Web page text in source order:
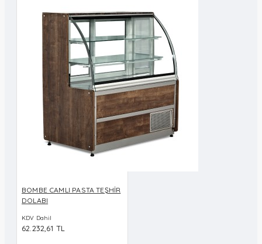
BOMBE CAMLI PASTA TEŞHİR
DOLABI
KDV Dahil
62.232,61 TL